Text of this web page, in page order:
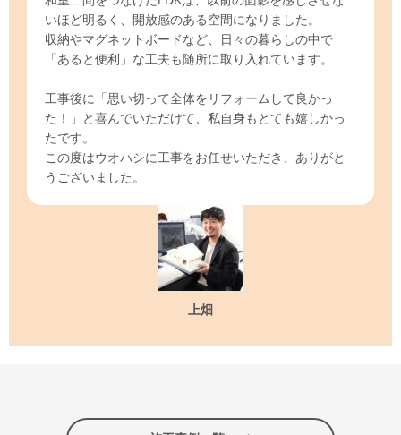
いほど明るく、開放感のある空間になりました。
収納やマグネットボードなど、日々の暮らしの中で
「あると便利」な工夫も随所に取り入れています。
工事後に「思い切って全体をリフォームして良かっ
た！」と喜んでいただけて、私自身もとても嬉しかっ
たです。
この度はウオハシに工事をお任せいただき、ありがと
うございました。
上畑